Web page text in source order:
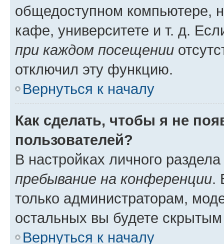
общедоступном компьютере,
кафе, университете и т. д.
при каждом посещении
отключил эту функцию.
Вернуться к началу
Как сделать, чтобы я не
пользователей?
В настройках личного
пребывание на конференции.
только администраторам,
остальных вы будете
Вернуться к началу